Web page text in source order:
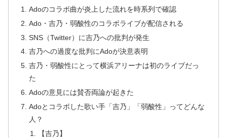
Adoのコラボ曲が炎上した流れを時系列で確認
Ado・吉乃・弱酸性のコラボライブが配信される
SNS（Twitter）に吉乃への批判が発生
吉乃への過度な批判にAdoが決意表明
吉乃・弱酸性にとって横浜アリーナは初のライブだっ
た
Adoの意見には賛否両論が起きた
Adoとコラボした歌い手「吉乃」「弱酸性」ってどんな
人？
【吉乃】